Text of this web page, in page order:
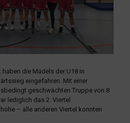
die Mädels der U18 in
eingefahren. Mit einer
geschwächten Truppe von 8
lediglich das 2. Viertel
– alle anderen Viertel konnten